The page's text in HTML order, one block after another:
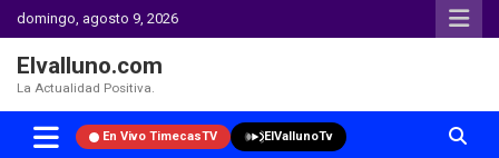
domingo, agosto 9, 2026
Elvalluno.com
La Actualidad Positiva.
En Vivo TimecasTV ElVallunoTv